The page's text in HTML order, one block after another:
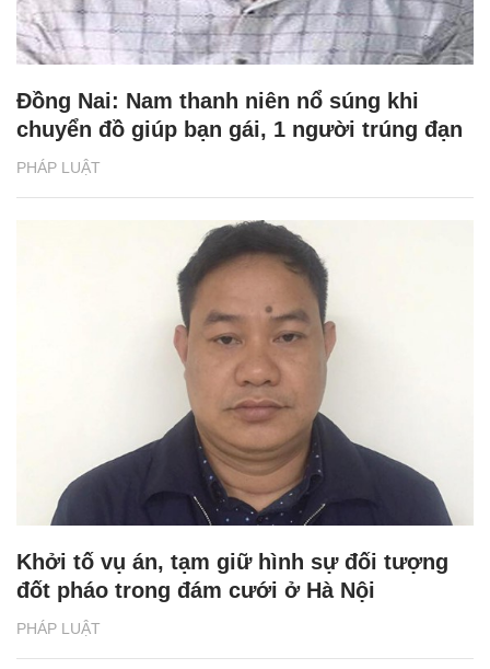
PHÁP LUẬT
Đồng Nai: Nam thanh niên nổ súng khi
chuyển đồ giúp bạn gái, 1 người trúng đạn
PHÁP LUẬT
Khởi tố vụ án, tạm giữ hình sự đối tượng
đốt pháo trong đám cưới ở Hà Nội